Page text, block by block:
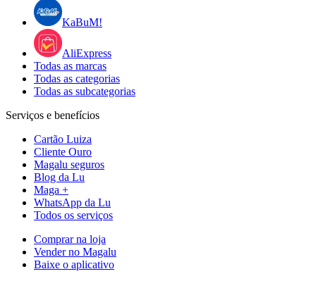
KaBuM!
AliExpress
Todas as marcas
Todas as categorias
Todas as subcategorias
Serviços e benefícios
Cartão Luiza
Cliente Ouro
Magalu seguros
Blog da Lu
Maga +
WhatsApp da Lu
Todos os serviços
Comprar na loja
Vender no Magalu
Baixe o aplicativo